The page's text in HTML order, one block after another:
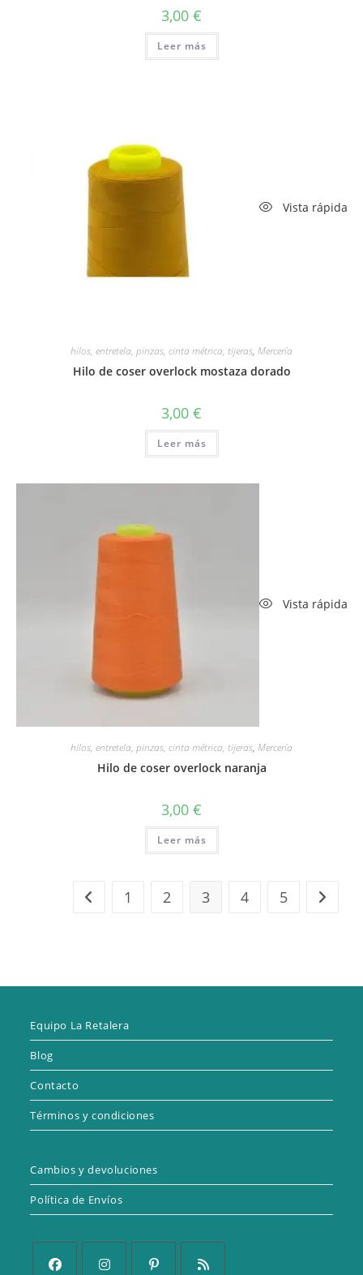
3,00 €
Leer más
Vista rápida
hilos, entretela, pinzas, cinta métrica, tijeras, Mercería
Hilo de coser overlock mostaza dorado
3,00 €
Leer más
Vista rápida
hilos, entretela, pinzas, cinta métrica, tijeras, Mercería
Hilo de coser overlock naranja
3,00 €
Leer más
1 2 3 4 5
Equipo La Retalera
Blog
Contacto
Términos y condiciones
Cambios y devoluciones
Política de Envíos